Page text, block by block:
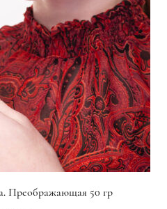
Преображающая 50 гр